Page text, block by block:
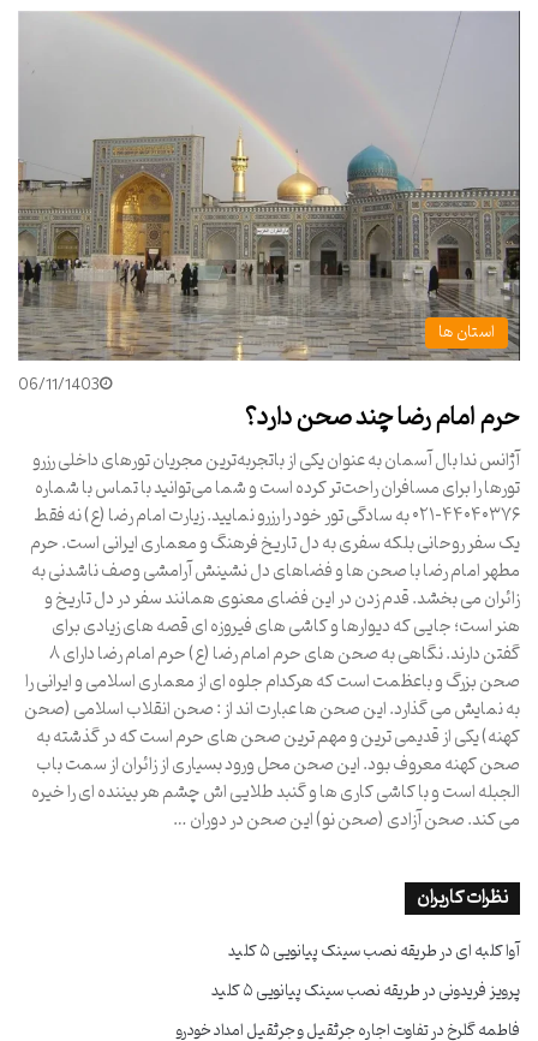
استان ها
06/11/1403
حرم امام رضا چند صحن دارد؟
آژانس ندا بال آسمان به عنوان یکی از باتجربه‌ترین مجریان تورهای داخلی رزرو
تورها را برای مسافران راحت‌تر کرده است و شما می‌توانید با تماس با شماره
۴۴۰۴۰۳۷۶-۰۲۱ به سادگی تور خود را رزرو نمایید. زیارت امام رضا (ع) نه فقط
یک سفر روحانی بلکه سفری به دل تاریخ فرهنگ و معماری ایرانی است. حرم
مطهر امام رضا با صحن ها و فضاهای دل نشینش آرامشی وصف ناشدنی به
زائران می بخشد. قدم زدن در این فضای معنوی همانند سفر در دل تاریخ و
هنر است؛ جایی که دیوارها و کاشی های فیروزه ای قصه های زیادی برای
گفتن دارند. نگاهی به صحن های حرم امام رضا (ع) حرم امام رضا دارای ۸
صحن بزرگ و باعظمت است که هرکدام جلوه ای از معماری اسلامی و ایرانی را
به نمایش می گذارد. این صحن ها عبارت اند از : صحن انقلاب اسلامی (صحن
کهنه) یکی از قدیمی ترین و مهم ترین صحن های حرم است که در گذشته به
صحن کهنه معروف بود. این صحن محل ورود بسیاری از زائران از سمت باب
الجبله است و با کاشی کاری ها و گنبد طلایی اش چشم هر بیننده ای را خیره
می کند. صحن آزادی (صحن نو) این صحن در دوران …
نظرات کاربران
آوا کلبه ایدرطریقه نصب سینک پیانویی ۵ کلید
پرویز فریدونیدرطریقه نصب سینک پیانویی ۵ کلید
فاطمه گلرخدرتفاوت اجاره جرثقیل و جرثقیل امداد خودرو